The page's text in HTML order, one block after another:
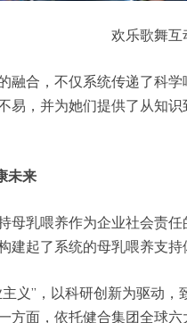
欢乐歌舞互
融合，不仅系统传递了科
易，并为她们提供了从知
未来
母乳喂养作为企业社会责
建起了系统的母乳喂养支持
义”，以科研创新为驱动
方面，依托健合集团全球